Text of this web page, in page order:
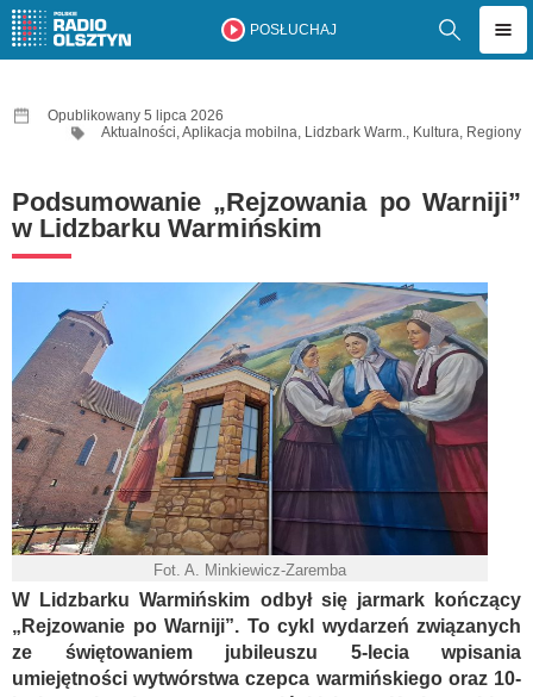
POSŁUCHAJ
Opublikowany 5 lipca 2026
Aktualności,Aplikacja mobilna, Lidzbark Warm., Kultura, Regiony
Podsumowanie „Rejzowania po Warniji”
w Lidzbarku Warmińskim
Fot. A. Minkiewicz-Zaremba
W Lidzbarku Warmińskim odbył się jarmark kończący
„Rejzowanie po Warniji”. To cykl wydarzeń związanych
ze świętowaniem jubileuszu 5-lecia wpisania
umiejętności wytwórstwa czepca warmińskiego oraz 10-